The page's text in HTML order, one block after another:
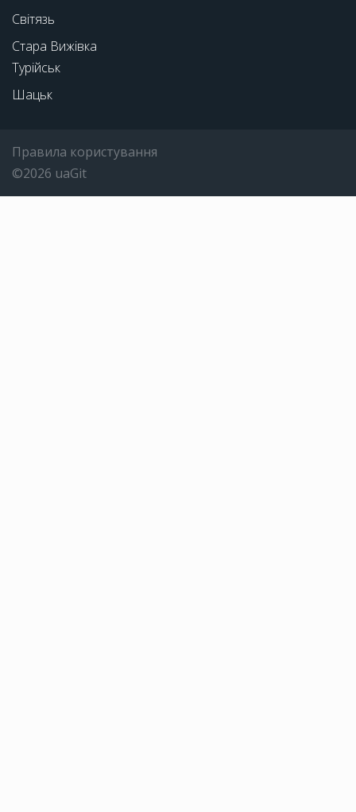
Світязь
Стара Вижівка
Турійськ
Шацьк
Правила користування
©2026 uaGit